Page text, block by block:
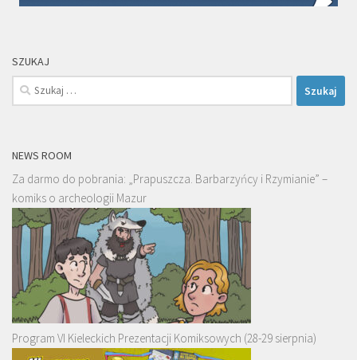
SZUKAJ
Szukaj:
NEWS ROOM
Za darmo do pobrania: „Prapuszcza. Barbarzyńcy i Rzymianie” –
komiks o archeologii Mazur
Program VI Kieleckich Prezentacji Komiksowych (28-29 sierpnia)